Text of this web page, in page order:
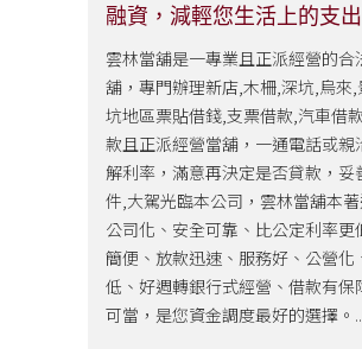
融資，減輕您生活上的支出
雲林當舖是一專業且正派經營的合
舖，專門辦理新店,木柵,深坑,烏來,
坑地區票貼借錢,支票借款,汽車借
款且正派經營當舖，一通電話或親
解利率，滿意再決定是否貸款，妥
件,大駕光臨本公司，雲林當舖本著
公司化、安全可靠、比公定利率更
簡便、放款迅速、服務好、公營化
低、好週轉銀行式經營、借款有保
可當，是您資金調度最好的選擇。